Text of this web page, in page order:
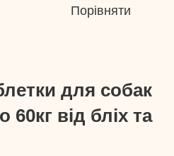
Порівняти
для собак
60кг від бліх та